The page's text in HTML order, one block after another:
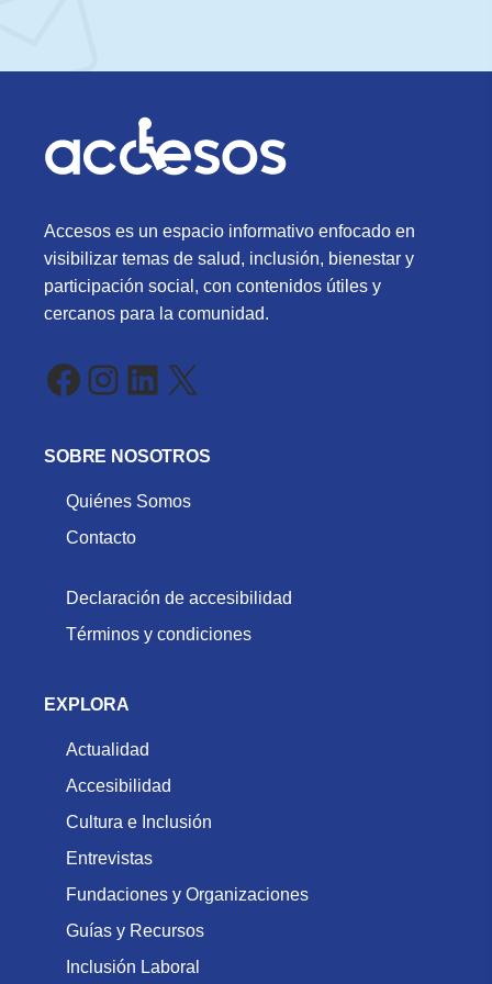
Accesos es un espacio informativo enfocado en
visibilizar temas de salud, inclusión, bienestar y
participación social, con contenidos útiles y
cercanos para la comunidad.
Facebook
Instagram
LinkedIn
X
SOBRE NOSOTROS
Quiénes Somos
Contacto
Declaración de accesibilidad
Términos y condiciones
EXPLORA
Actualidad
Accesibilidad
Cultura e Inclusión
Entrevistas
Fundaciones y Organizaciones
Guías y Recursos
Inclusión Laboral